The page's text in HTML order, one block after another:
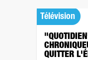
Télévision
QUITTER